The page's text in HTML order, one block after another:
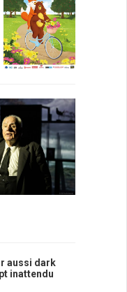
aussi dark
inattendu